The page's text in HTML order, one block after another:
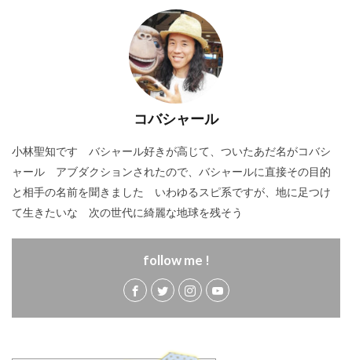
コバシャール
小林聖知です バシャール好きが高じて、ついたあだ名がコバシ
ャール アブダクションされたので、バシャールに直接その目的
と相手の名前を聞きました いわゆるスピ系ですが、地に足つけ
て生きたいな 次の世代に綺麗な地球を残そう
follow me !